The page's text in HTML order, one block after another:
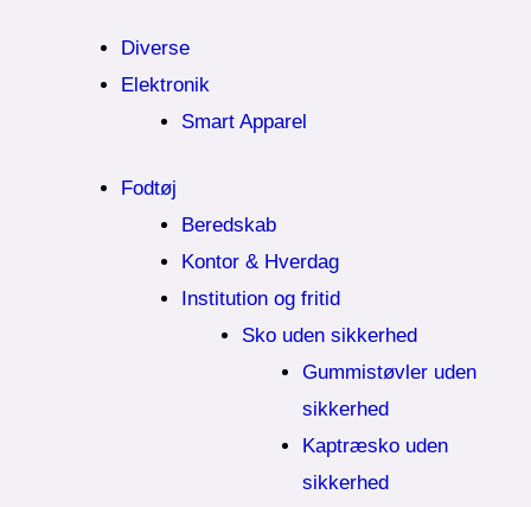
Diverse
Elektronik
Smart Apparel
Fodtøj
Beredskab
Kontor & Hverdag
Institution og fritid
Sko uden sikkerhed
Gummistøvler uden
sikkerhed
Kaptræsko uden
sikkerhed